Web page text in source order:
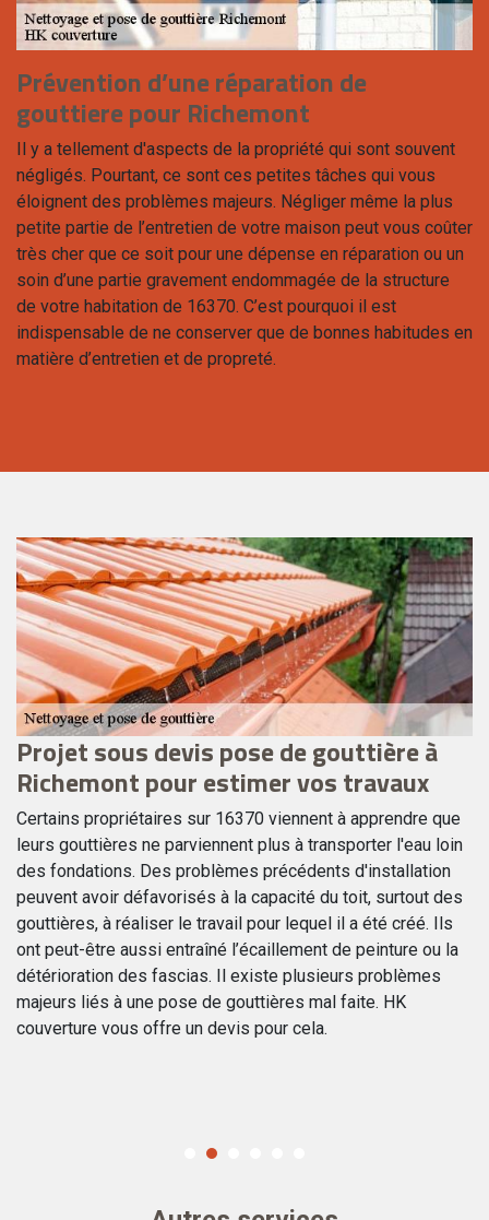
Prévention d’une réparation de
gouttiere pour Richemont
Il y a tellement d'aspects de la propriété qui sont souvent
négligés. Pourtant, ce sont ces petites tâches qui vous
éloignent des problèmes majeurs. Négliger même la plus
petite partie de l’entretien de votre maison peut vous coûter
très cher que ce soit pour une dépense en réparation ou un
soin d’une partie gravement endommagée de la structure
de votre habitation de 16370. C’est pourquoi il est
indispensable de ne conserver que de bonnes habitudes en
matière d’entretien et de propreté.
Projet sous devis pose de gouttière à
Richemont pour estimer vos travaux
Certains propriétaires sur 16370 viennent à apprendre que
leurs gouttières ne parviennent plus à transporter l'eau loin
des fondations. Des problèmes précédents d'installation
peuvent avoir défavorisés à la capacité du toit, surtout des
gouttières, à réaliser le travail pour lequel il a été créé. Ils
ont peut-être aussi entraîné l’écaillement de peinture ou la
détérioration des fascias. Il existe plusieurs problèmes
majeurs liés à une pose de gouttières mal faite. HK
couverture vous offre un devis pour cela.